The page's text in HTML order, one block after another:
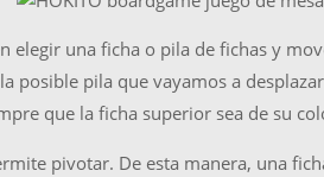
elegir una ficha o pila de fichas y
posible pila que vayamos a
que la ficha superior sea de su
pivotar. De esta manera, una